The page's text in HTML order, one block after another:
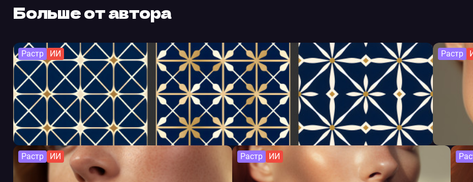
Больше от автора
Растр ИИ Растр
Растр ИИ Растр ИИ